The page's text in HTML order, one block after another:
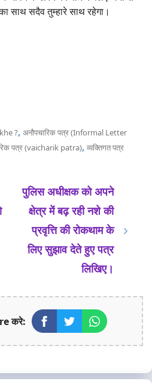
साथ सदैव तुम्हारे साथ रहेगा।
?, अनौपचारिक पत्र (Informal Letter
पत्र (vaicharik patra), व्यक्तिगत पत्र
पुलिस अधीक्षक को अपने
क्षेत्र में बढ़ रही नशे की
प्रवृत्ति की रोकथाम के
लिए सुझाव देते हुए पत्र
लिखिए।
करे: